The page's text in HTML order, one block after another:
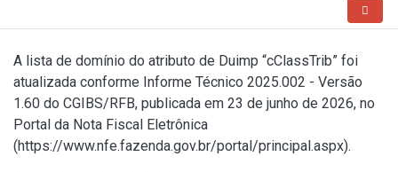
A lista de domínio do atributo de Duimp “cClassTrib” foi
atualizada conforme Informe Técnico 2025.002 - Versão
1.60 do CGIBS/RFB, publicada em 23 de junho de 2026, no
Portal da Nota Fiscal Eletrônica
(https://www.nfe.fazenda.gov.br/portal/principal.aspx).